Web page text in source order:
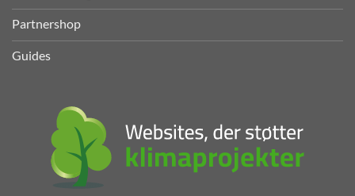
Partnershop
Guides